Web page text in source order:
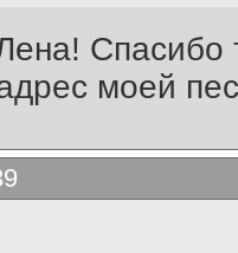
Спасибо
моей